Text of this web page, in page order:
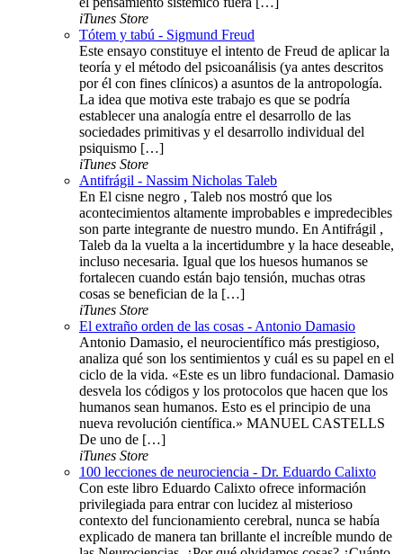
iTunes Store
Tótem y tabú - Sigmund Freud
Este ensayo constituye el intento de Freud de aplicar la
teoría y el método del psicoanálisis (ya antes descritos
por él con fines clínicos) a asuntos de la antropología.
La idea que motiva este trabajo es que se podría
establecer una analogía entre el desarrollo de las
sociedades primitivas y el desarrollo individual del
psiquismo […]
iTunes Store
Antifrágil - Nassim Nicholas Taleb
En El cisne negro , Taleb nos mostró que los
acontecimientos altamente improbables e impredecibles
son parte integrante de nuestro mundo. En Antifrágil ,
Taleb da la vuelta a la incertidumbre y la hace deseable,
incluso necesaria. Igual que los huesos humanos se
fortalecen cuando están bajo tensión, muchas otras
cosas se benefician de la […]
iTunes Store
El extraño orden de las cosas - Antonio Damasio
Antonio Damasio, el neurocientífico más prestigioso,
analiza qué son los sentimientos y cuál es su papel en el
ciclo de la vida. «Este es un libro fundacional. Damasio
desvela los códigos y los protocolos que hacen que los
humanos sean humanos. Esto es el principio de una
nueva revolución científica.» MANUEL CASTELLS
De uno de […]
iTunes Store
100 lecciones de neurociencia - Dr. Eduardo Calixto
Con este libro Eduardo Calixto ofrece información
privilegiada para entrar con lucidez al misterioso
contexto del funcionamiento cerebral, nunca se había
explicado de manera tan brillante el increíble mundo de